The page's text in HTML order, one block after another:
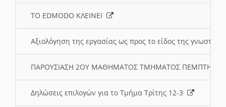
ΤΟ EDMODO ΚΛΕΙΝΕΙ
Αξιολόγηση της εργασίας ως προς το είδος της
ΠΑΡΟΥΣΙΑΣΗ 2ΟΥ ΜΑΘΗΜΑΤΟΣ ΤΜΗΜΑΤΟΣ
Δηλώσεις επιλογών για το Τμήμα Τρίτης 12-3